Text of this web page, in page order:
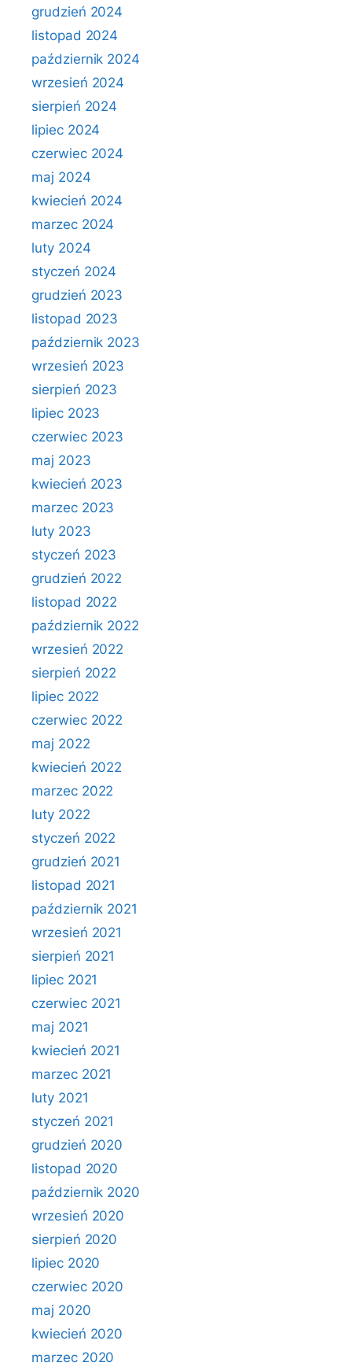
grudzień 2024
listopad 2024
październik 2024
wrzesień 2024
sierpień 2024
lipiec 2024
czerwiec 2024
maj 2024
kwiecień 2024
marzec 2024
luty 2024
styczeń 2024
grudzień 2023
listopad 2023
październik 2023
wrzesień 2023
sierpień 2023
lipiec 2023
czerwiec 2023
maj 2023
kwiecień 2023
marzec 2023
luty 2023
styczeń 2023
grudzień 2022
listopad 2022
październik 2022
wrzesień 2022
sierpień 2022
lipiec 2022
czerwiec 2022
maj 2022
kwiecień 2022
marzec 2022
luty 2022
styczeń 2022
grudzień 2021
listopad 2021
październik 2021
wrzesień 2021
sierpień 2021
lipiec 2021
czerwiec 2021
maj 2021
kwiecień 2021
marzec 2021
luty 2021
styczeń 2021
grudzień 2020
listopad 2020
październik 2020
wrzesień 2020
sierpień 2020
lipiec 2020
czerwiec 2020
maj 2020
kwiecień 2020
marzec 2020